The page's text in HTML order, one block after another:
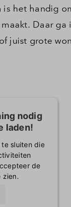
is het handig
Daar ga
juist grote
nodig
laden!
te sluiten die
de